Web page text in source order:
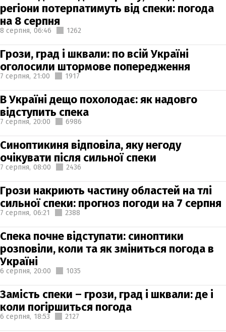
регіони потерпатимуть від спеки: погода
на 8 серпня
8 серпня, 06:46 1262
Грози, град і шквали: по всій Україні
оголосили штормове попередження
7 серпня, 21:00 1917
В Україні дещо похолодає: як надовго
відступить спека
7 серпня, 20:00 6986
Синоптикиня відповіла, яку негоду
очікувати після сильної спеки
7 серпня, 08:00 2436
Грози накриють частину областей на тлі
сильної спеки: прогноз погоди на 7 серпня
7 серпня, 06:21 2388
Спека почне відступати: синоптики
розповіли, коли та як зміниться погода в
Україні
6 серпня, 20:00 1035
Замість спеки – грози, град і шквали: де і
коли погіршиться погода
6 серпня, 18:53 2127